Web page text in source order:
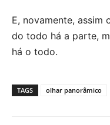
E, novamente,
do todo há a parte,
há o todo.
TAGS olhar panorâmico